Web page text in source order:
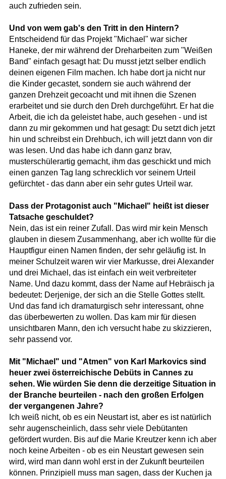
auch zufrieden sein.
Und von wem gab's den Tritt in den Hintern?
Entscheidend für das Projekt "Michael" war sicher
Haneke, der mir während der Dreharbeiten zum "Weißen
Band" einfach gesagt hat: Du musst jetzt selber endlich
deinen eigenen Film machen. Ich habe dort ja nicht nur
die Kinder gecastet, sondern sie auch während der
ganzen Drehzeit gecoacht und mit ihnen die Szenen
erarbeitet und sie durch den Dreh durchgeführt. Er hat die
Arbeit, die ich da geleistet habe, auch gesehen - und ist
dann zu mir gekommen und hat gesagt: Du setzt dich jetzt
hin und schreibst ein Drehbuch, ich will jetzt dann von dir
was lesen. Und das habe ich dann ganz brav,
musterschülerartig gemacht, ihm das geschickt und mich
einen ganzen Tag lang schrecklich vor seinem Urteil
gefürchtet - das dann aber ein sehr gutes Urteil war.
Dass der Protagonist auch "Michael" heißt ist dieser
Tatsache geschuldet?
Nein, das ist ein reiner Zufall. Das wird mir kein Mensch
glauben in diesem Zusammenhang, aber ich wollte für die
Hauptfigur einen Namen finden, der sehr geläufig ist. In
meiner Schulzeit waren wir vier Markusse, drei Alexander
und drei Michael, das ist einfach ein weit verbreiteter
Name. Und dazu kommt, dass der Name auf Hebräisch ja
bedeutet: Derjenige, der sich an die Stelle Gottes stellt.
Und das fand ich dramaturgisch sehr interessant, ohne
das überbewerten zu wollen. Das kam mir für diesen
unsichtbaren Mann, den ich versucht habe zu skizzieren,
sehr passend vor.
Mit "Michael" und "Atmen" von Karl Markovics sind
heuer zwei österreichische Debüts in Cannes zu
sehen. Wie würden Sie denn die derzeitige Situation in
der Branche beurteilen - nach den großen Erfolgen
der vergangenen Jahre?
Ich weiß nicht, ob es ein Neustart ist, aber es ist natürlich
sehr augenscheinlich, dass sehr viele Debütanten
gefördert wurden. Bis auf die Marie Kreutzer kenn ich aber
noch keine Arbeiten - ob es ein Neustart gewesen sein
wird, wird man dann wohl erst in der Zukunft beurteilen
können. Prinzipiell muss man sagen, dass der Kuchen ja